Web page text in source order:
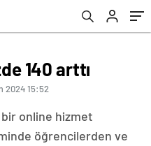
140 arttı
2024 15:52
online hizmet
öğrencilerden ve